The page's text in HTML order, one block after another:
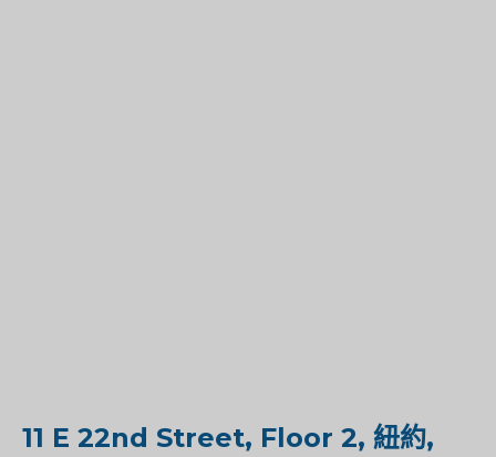
11 E 22nd Street, Floor 2, 紐約,